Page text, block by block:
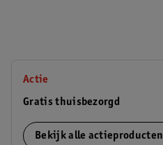
Actie
Gratis thuisbezorgd
Bekijk alle actieproducten